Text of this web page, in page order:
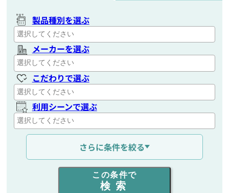
製品種別を選ぶ
メーカーを選ぶ
こだわりで選ぶ
利用シーンで選ぶ
通信距離を選ぶ
出力を選ぶ
さらに条件を絞る
この条件で
検索